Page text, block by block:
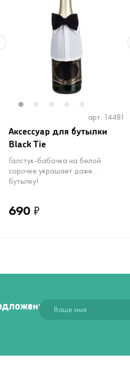
арт. 14481
Аксессуар для бутылки
Black Tie
Галстук-бабочка на белой
сорочке украшает даже...
бутылку!
690 ₽